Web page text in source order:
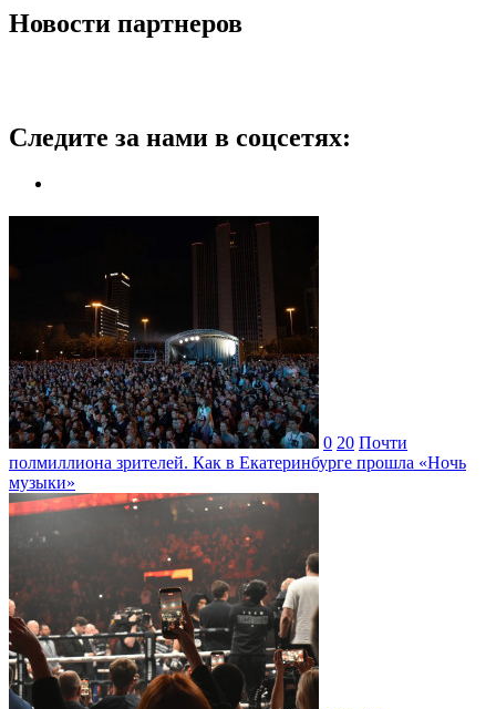
Новости партнеров
Следите за нами в соцсетях:
0 20 Почти
полмиллиона зрителей. Как в Екатеринбурге прошла «Ночь
музыки»